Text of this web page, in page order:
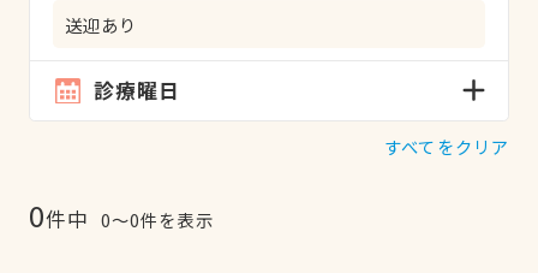
送迎あり
診療曜日
すべてをクリア
0件中 0〜0件を表示